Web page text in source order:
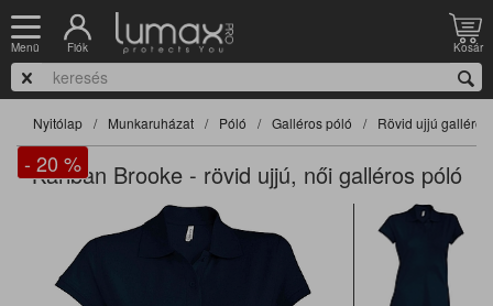
Menü Fiók Kosár
Nyitólap Munkaruházat Póló Galléros póló Rövid ujjú
Kariban Brooke - rövid ujjú, női galléros póló
- 20 %